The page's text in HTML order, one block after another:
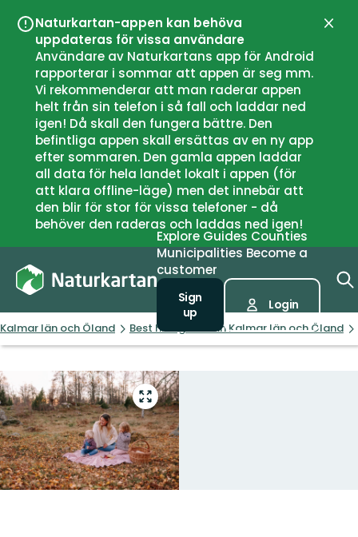
Naturkartan-appen kan behöva
uppdateras för vissa användare
Användare av Naturkartans app för Android
rapporterar i sommar att appen är seg mm.
Vi rekommenderar att man raderar appen
helt från sin telefon i så fall och laddar ned
igen! Då skall den fungera bättre. Den
befintliga appen skall ersättas av en ny app
efter sommaren. Den gamla appen laddar
all data för hela landet lokalt i appen (för
att klara offline-läge) men det innebär att
den blir för stor för vissa telefoner - då
behöver den raderas och laddas ned igen!
Close
Explore Guides Counties
Municipalities Become a
customer
Sign
up
Login
Kalmar län och Öland Best hiking trails in Kalmar län och Öland
Enter
fullscreen